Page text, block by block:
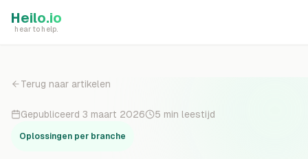
Heilo.io
hear to help.
Terug naar artikelen
Gepubliceerd 3 maart 2026 5 min leestijd
Oplossingen per branche